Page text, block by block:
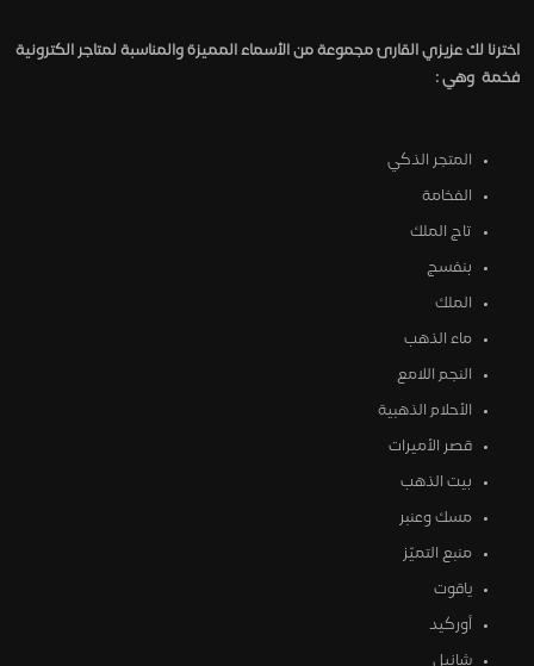
اخترنا لك عزيزي القارئ مجموعة من الأسماء المميزة والمناسبة لمتاجر الكترونية
فخمة وهي :
المتجر الذكي
الفخامة
تاج الملك
بنفسج
الملك
ماء الذهب
النجم اللامع
الأحلام الذهبية
قصر الأميرات
بيت الذهب
مسك وعنبر
منبع التميّز
ياقوت
أوركيد
شانيل